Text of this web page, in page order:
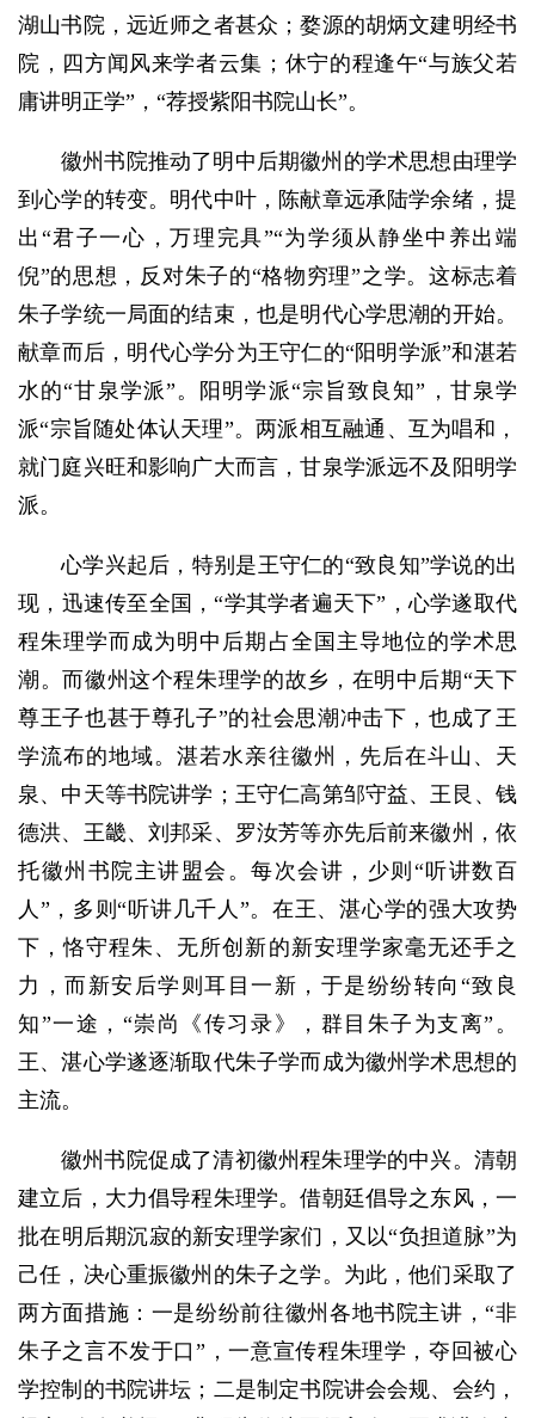
湖山书院，远近师之者甚众；婺源的胡炳文建明经书
院，四方闻风来学者云集；休宁的程逢午“与族父若
庸讲明正学”，“荐授紫阳书院山长”。
徽州书院推动了明中后期徽州的学术思想由理学
到心学的转变。明代中叶，陈献章远承陆学余绪，提
出“君子一心，万理完具”“为学须从静坐中养出端
倪”的思想，反对朱子的“格物穷理”之学。这标志着
朱子学统一局面的结束，也是明代心学思潮的开始。
献章而后，明代心学分为王守仁的“阳明学派”和湛若
水的“甘泉学派”。阳明学派“宗旨致良知”，甘泉学
派“宗旨随处体认天理”。两派相互融通、互为唱和，
就门庭兴旺和影响广大而言，甘泉学派远不及阳明学
派。
心学兴起后，特别是王守仁的“致良知”学说的出
现，迅速传至全国，“学其学者遍天下”，心学遂取代
程朱理学而成为明中后期占全国主导地位的学术思
潮。而徽州这个程朱理学的故乡，在明中后期“天下
尊王子也甚于尊孔子”的社会思潮冲击下，也成了王
学流布的地域。湛若水亲往徽州，先后在斗山、天
泉、中天等书院讲学；王守仁高第邹守益、王艮、钱
德洪、王畿、刘邦采、罗汝芳等亦先后前来徽州，依
托徽州书院主讲盟会。每次会讲，少则“听讲数百
人”，多则“听讲几千人”。在王、湛心学的强大攻势
下，恪守程朱、无所创新的新安理学家毫无还手之
力，而新安后学则耳目一新，于是纷纷转向“致良
知”一途，“崇尚《传习录》，群目朱子为支离”。
王、湛心学遂逐渐取代朱子学而成为徽州学术思想的
主流。
徽州书院促成了清初徽州程朱理学的中兴。清朝
建立后，大力倡导程朱理学。借朝廷倡导之东风，一
批在明后期沉寂的新安理学家们，又以“负担道脉”为
己任，决心重振徽州的朱子之学。为此，他们采取了
两方面措施：一是纷纷前往徽州各地书院主讲，“非
朱子之言不发于口”，一意宣传程朱理学，夺回被心
学控制的书院讲坛；二是制定书院讲会会规、会约，